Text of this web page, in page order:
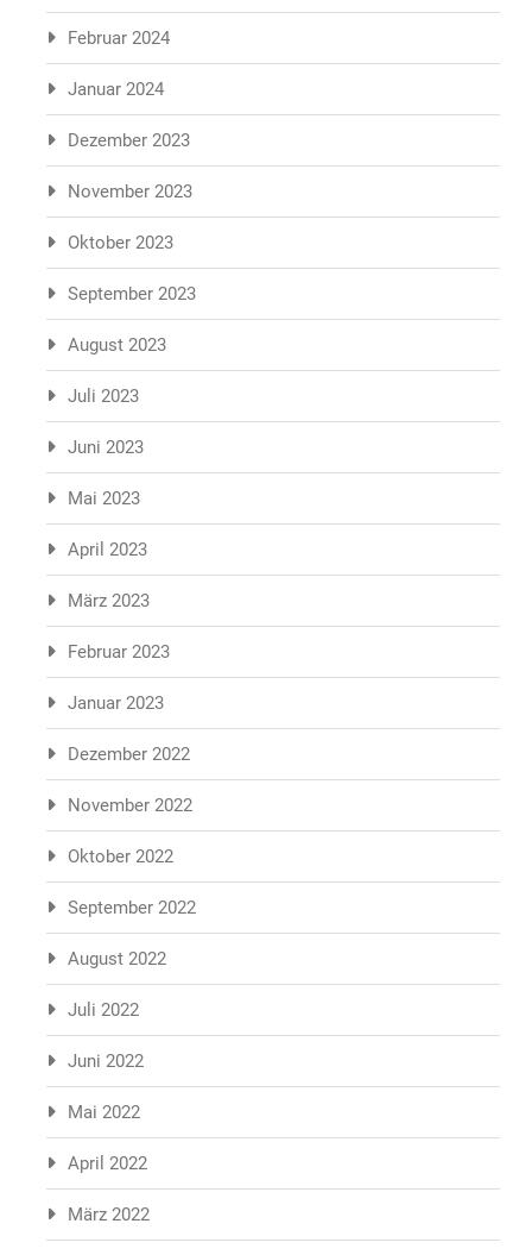
Februar 2024
Januar 2024
Dezember 2023
November 2023
Oktober 2023
September 2023
August 2023
Juli 2023
Juni 2023
Mai 2023
April 2023
März 2023
Februar 2023
Januar 2023
Dezember 2022
November 2022
Oktober 2022
September 2022
August 2022
Juli 2022
Juni 2022
Mai 2022
April 2022
März 2022